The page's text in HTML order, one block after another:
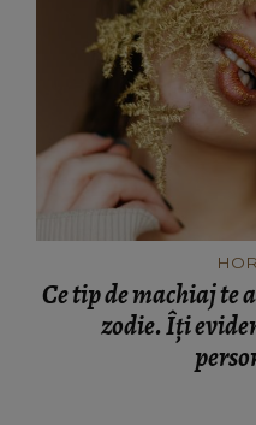
Ce tip de machiaj te
zodie. Îți